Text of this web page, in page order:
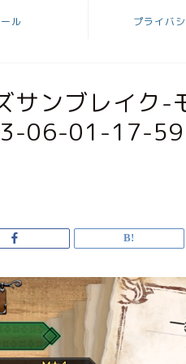
ル プライバ
サンブレイク-
06-01-17-